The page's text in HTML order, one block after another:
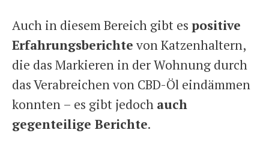
Auch in diesem Bereich gibt es positive
Erfahrungsberichtevon Katzenhaltern,
die das Markieren in der Wohnung durch
das Verabreichen von CBD-Öl eindämmen
konnten – es gibt jedoch auch
gegenteilige Berichte.